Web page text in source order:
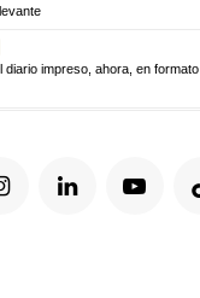
diario impreso, ahora, en formato